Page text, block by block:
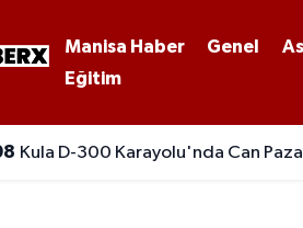
Manisa Haber Genel
Eğitim
Kula D-300 Karayolu'nda Can